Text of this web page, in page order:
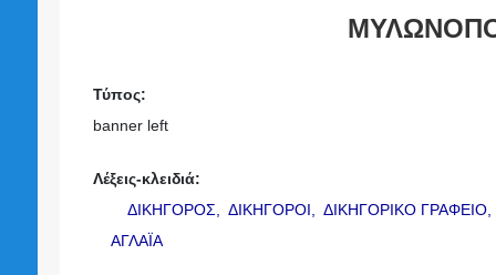
Τύπος:
banner left
Λέξεις-κλειδιά:
ΔΙΚΗΓΟΡΟΣ,
ΔΙΚΗΓΟΡΟΙ,
ΔΙΚΗΓΟΡΙΚΟ ΓΡΑΦΕΙΟ,
ΑΓΛΑΪΑ